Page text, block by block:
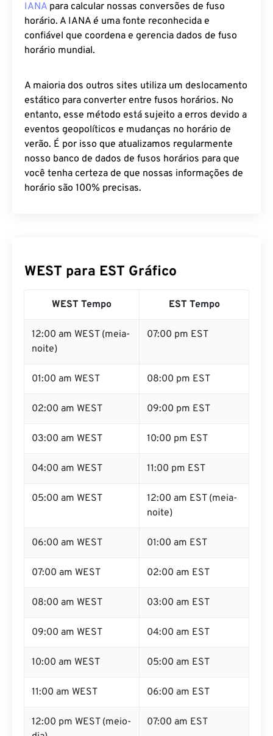
IANA para calcular nossas conversões de fuso
horário. A IANA é uma fonte reconhecida e
confiável que coordena e gerencia dados de fuso
horário mundial.
A maioria dos outros sites utiliza um deslocamento
estático para converter entre fusos horários. No
entanto, esse método está sujeito a erros devido a
eventos geopolíticos e mudanças no horário de
verão. É por isso que atualizamos regularmente
nosso banco de dados de fusos horários para que
você tenha certeza de que nossas informações de
horário são 100% precisas.
WEST para EST Gráfico
WEST Tempo EST Tempo
12:00 am WEST (meia-
noite)
07:00 pm EST
01:00 am WEST 08:00 pm EST
02:00 am WEST 09:00 pm EST
03:00 am WEST 10:00 pm EST
04:00 am WEST 11:00 pm EST
05:00 am WEST
12:00 am EST (meia-
noite)
06:00 am WEST 01:00 am EST
07:00 am WEST 02:00 am EST
08:00 am WEST 03:00 am EST
09:00 am WEST 04:00 am EST
10:00 am WEST 05:00 am EST
11:00 am WEST 06:00 am EST
12:00 pm WEST (meio-
07:00 am EST